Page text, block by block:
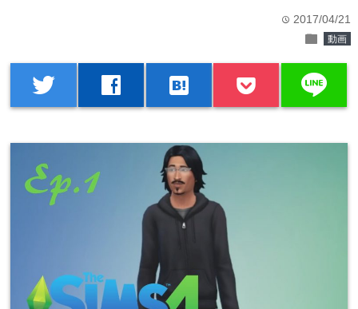
time 2017/04/21
folder 動画
twitter facebook hatenabookmark line